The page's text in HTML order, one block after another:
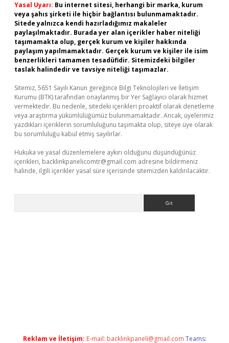
Yasal Uyarı: Bu internet sitesi, herhangi bir marka, kurum
veya şahıs şirketi ile hiçbir bağlantısı bulunmamaktadır.
Sitede yalnızca kendi hazırladığımız makaleler
paylaşılmaktadır. Burada yer alan içerikler haber niteliği
taşımamakta olup, gerçek kurum ve kişiler hakkında
paylaşım yapılmamaktadır. Gerçek kurum ve kişiler ile isim
benzerlikleri tamamen tesadüfidir. Sitemizdeki bilgiler
taslak halindedir ve tavsiye niteliği taşımazlar.
Sitemiz, 5651 Sayılı Kanun gereğince Bilgi Teknolojileri ve İletişim
Kurumu (BTK) tarafından onaylanmış bir Yer Sağlayıcı olarak hizmet
vermektedir. Bu nedenle, sitedeki içerikleri proaktif olarak denetleme
veya araştırma yükümlülüğümüz bulunmamaktadır. Ancak, üyelerimiz
yazdıkları içeriklerin sorumluluğunu taşımakta olup, siteye üye olarak
bu sorumluluğu kabul etmiş sayılırlar.
Hukuka ve yasal düzenlemelere aykırı olduğunu düşündüğünüz
içerikleri, backlinkpanelicomtr@gmail.com adresine bildirmeniz
halinde, ilgili içerikler yasal süre içerisinde sitemizden kaldırılacaktır.
Reklam ve İletişim: E-mail: backlinkpaneli@gmail.com Teams: